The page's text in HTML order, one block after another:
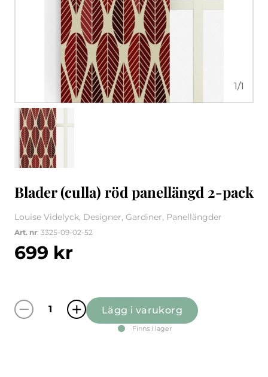
1/1
Blader (culla) röd panellängd 2-pack
Louise Videlyck, Designer, Gardiner, Panellängder
Art. nr: 3325-09-02-52
699 kr
Blader (culla) röd panellängd 2-pack mängd
Lägg i varukorg
Finns i lager